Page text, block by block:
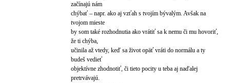
začínajú nám
chýbať – napr. ako aj vzťah s tvojím bývalým. Avšak na
tvojom mieste
by som také rozhodnutia ako vrátiť sa k nemu či mu hovoriť,
že ti chýba,
učinila až vtedy, keď sa život opäť vráti do normálu a ty
budeš vedieť
objektívne zhodnotiť, či tieto pocity u teba aj naďalej
pretrvávajú.